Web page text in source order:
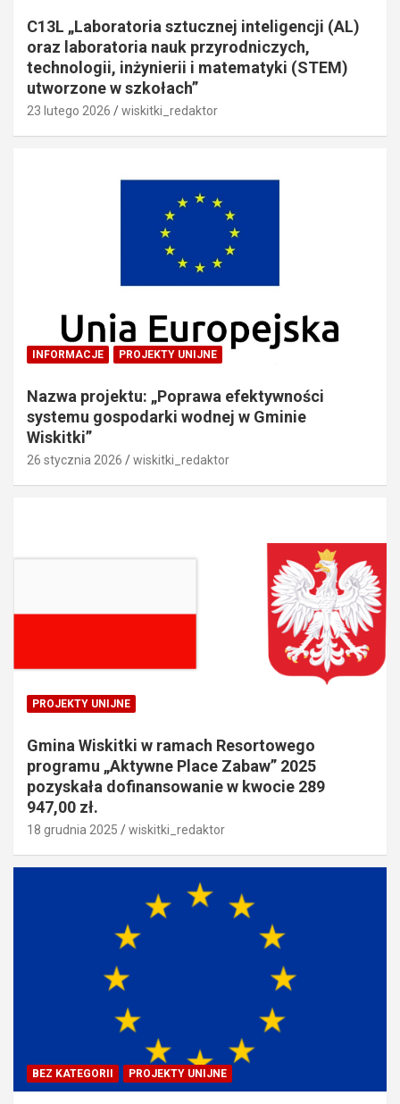
C13L „Laboratoria sztucznej inteligencji (AL)
oraz laboratoria nauk przyrodniczych,
technologii, inżynierii i matematyki (STEM)
utworzone w szkołach”
23 lutego 2026 wiskitki_redaktor
INFORMACJE PROJEKTY UNIJNE
Nazwa projektu: „Poprawa efektywności
systemu gospodarki wodnej w Gminie
Wiskitki”
26 stycznia 2026 wiskitki_redaktor
PROJEKTY UNIJNE
Gmina Wiskitki w ramach Resortowego
programu „Aktywne Place Zabaw” 2025
pozyskała dofinansowanie w kwocie 289
947,00 zł.
18 grudnia 2025 wiskitki_redaktor
BEZ KATEGORII PROJEKTY UNIJNE